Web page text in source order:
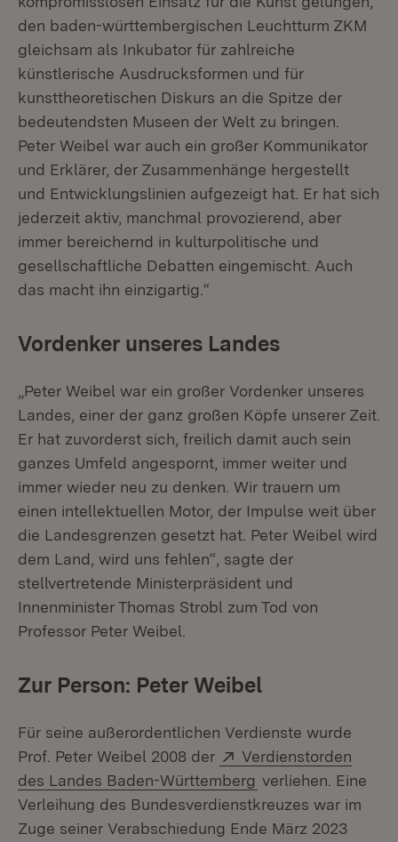
den baden-württembergischen Leuchtturm ZKM
gleichsam als Inkubator für zahlreiche
künstlerische Ausdrucksformen und für
kunsttheoretischen Diskurs an die Spitze der
bedeutendsten Museen der Welt zu bringen.
Peter Weibel war auch ein großer Kommunikator
und Erklärer, der Zusammenhänge hergestellt
und Entwicklungslinien aufgezeigt hat. Er hat sich
jederzeit aktiv, manchmal provozierend, aber
immer bereichernd in kulturpolitische und
gesellschaftliche Debatten eingemischt. Auch
das macht ihn einzigartig.“
Vordenker unseres Landes
„Peter Weibel war ein großer Vordenker unseres
Landes, einer der ganz großen Köpfe unserer Zeit.
Er hat zuvorderst sich, freilich damit auch sein
ganzes Umfeld angespornt, immer weiter und
immer wieder neu zu denken. Wir trauern um
einen intellektuellen Motor, der Impulse weit über
die Landesgrenzen gesetzt hat. Peter Weibel wird
dem Land, wird uns fehlen“, sagte der
stellvertretende Ministerpräsident und
Innenminister Thomas Strobl zum Tod von
Professor Peter Weibel.
Zur Person: Peter Weibel
Für seine außerordentlichen Verdienste wurde
Prof. Peter Weibel 2008 der
Extern:
Verdienstorden
des Landes Baden-Württemberg (Öffnet in neuem
verliehen. Eine
Verleihung des Bundesverdienstkreuzes war im
Zuge seiner Verabschiedung Ende März 2023